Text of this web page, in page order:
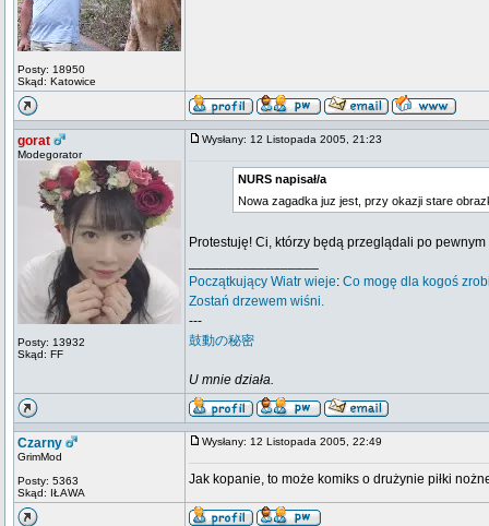
Posty: 18950
Skąd: Katowice
gorat
Modegorator
Posty: 13932
Skąd: FF
Wysłany: 12 Listopada 2005, 21:23
NURS napisał/a
Nowa zagadka juz jest, przy okazji stare
Protestuję! Ci, którzy będą przeglądali po
Początkujący Wiatr wieje: Co mogę dla kogoś
Zostań drzewem wiśni.
---
鼓動の秘密
U mnie działa.
Czarny
GrimMod
Posty: 5363
Skąd: IŁAWA
Wysłany: 12 Listopada 2005, 22:49
Jak kopanie, to może komiks o drużynie piłki